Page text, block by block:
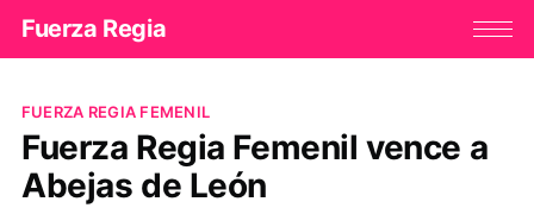
Fuerza Regia
FUERZA REGIA FEMENIL
Fuerza Regia Femenil vence a
Abejas de León